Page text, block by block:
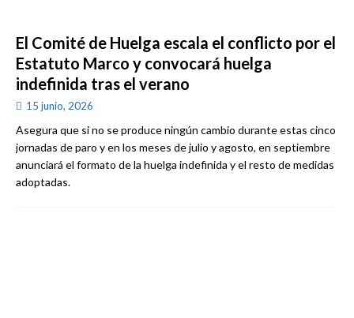
El Comité de Huelga escala el conflicto por el
Estatuto Marco y convocará huelga
indefinida tras el verano
15 junio, 2026
Asegura que si no se produce ningún cambio durante estas cinco
jornadas de paro y en los meses de julio y agosto, en septiembre
anunciará el formato de la huelga indefinida y el resto de medidas
adoptadas.